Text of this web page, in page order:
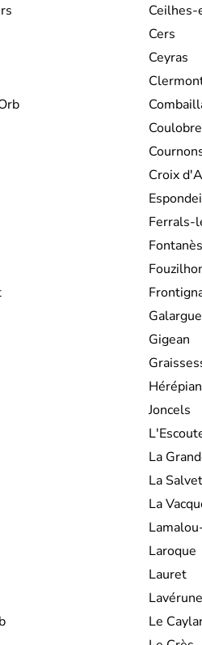
Ceilhes-
Cers
Ceyras
Croix
Ferrals-
Fontanès
Gigean
Hérépian
Joncels
La
La
La
Laroque
Lauret
Lavérune
Le